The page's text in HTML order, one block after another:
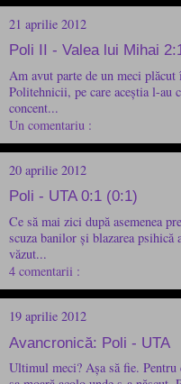
21 aprilie 2012
Poli II - Valea lui Mihai
Am avut parte de un meci
Politehnicii, pe care aceștia l-au
concent...
Un comentariu :
20 aprilie 2012
Poli - UTA 0:1 (0:1)
Ce să mai zici după asemenea
scuza banilor și blazarea psihică
văzut...
4 comentarii :
19 aprilie 2012
Avancronică: Poli - UTA
Ultimul meci? Așa să fie. Pentru